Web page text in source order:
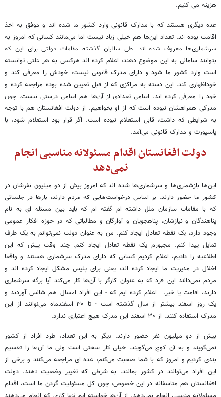
هزینه می کنیم.
عده دیگری هستند که با مدارک قانونی وارد کشور ما شده اند و موفق به اخذ
اقامت بوده اند. تعداد این‌ها هم خیلی زیاد نیست اما می‌مانند کسانی که امروز به
سرشماری‌ها معروف شده اند. طی سالیان گذشته مقامات دولتی برای این که
بتوانند سامانی به این موضوع دهند، اعلام کرده اند هرکسی به هر علتی توانسته
است وارد کشور ما شود و دارای مدرک قانونی نیست، خودش را معرفی کند و
خوداظهاری کند. این دسته به مراکزی که از قبل تعیین شده بوده مراجعه کرده و
خود را معرفی کرده اند. اسامی تعدادی از آن‌ها هم اسامی درستی نیست. چون
مدرکی همراهشان نبوده است که از او بخواهیم. از دولت افغانستان هم با توجه
به شرایطی که داشت، قابل استعلام نبوده است. اگر قرار بود استعلام شود، با
پاسپورت و مدارک قانونی می‌آمد.
دولت افغانستان اقدام مسئولانه مناسبی انجام
نمی‌دهد
این‌ها بازشماری‌ها و سرشماری‌ها شده اند که امروز بیش از دو میلیون نفرشان در
کشور ما حضور دارند. بر اساس درخواست‌هایی که مردم دارند، بارها در جلساتی
که با مقامات سازمان ملل داشته ام گفته ام که باید بین مسئله ای به نام
پناهندگان و نیازشان، پناهجویان و آوارگان و مطالباتی که در حوزه افکار عمومی
وجود دارد، یک نقطه تعادل ایجاد کنم. من به عنوان دولت نمی‌توانم به یک طرف
تمایل پیدا کنم. مجبورم یک نقطه تعادل ایجاد کنم. چند وقت پیش که این
اطلاعیه را دادیم، اعلام کردیم کسانی که دارای مدرک سرشماری هستند و واقعا
اخلال در مدیریت ما ایجاد کرده اند، یعنی برای پلیس مشکل ایجاد کرده اند و
مردم نمی‌دانند این فرد که به عنوان کارگر با آن‌ها کار می‌کند آیا برگه سرشماری
دارند، اقامت یا خیر. اعلام کرده ایم که - این افراد امسال هم شانس آوردند و
یک روز اسفند بیشتر از سال گذشته است - تا ۳۰ اسفندماه می‌توانند از این
مدرک استفاده کنند. از ۳۰ اسفند این مدرک هیچ اعتباری ندارد.
بیش از دو میلیون نفر حضور دارند. دیگر به این تعداد، طرد افراد از کشور
نمی‌گویند و به آن کوچ می‌گویند. خیلی کار سختی است ولی ما آن‌ها را تقسیم
بندی کردیم و امروز که با شما صحبت می‌کنم، عده ای مراجعه می‌کنند و برخی از
این افراد می‌توانند در کشور بمانند. به شرطی که تغییر وضعیت دهند. دولت
افغانستان هم متاسفانه در این خصوص، چون کل مسئولیت گردن ما است، اقدام